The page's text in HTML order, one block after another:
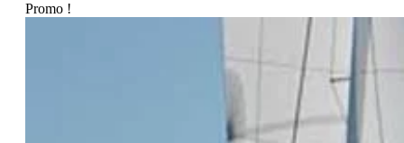
Promo !